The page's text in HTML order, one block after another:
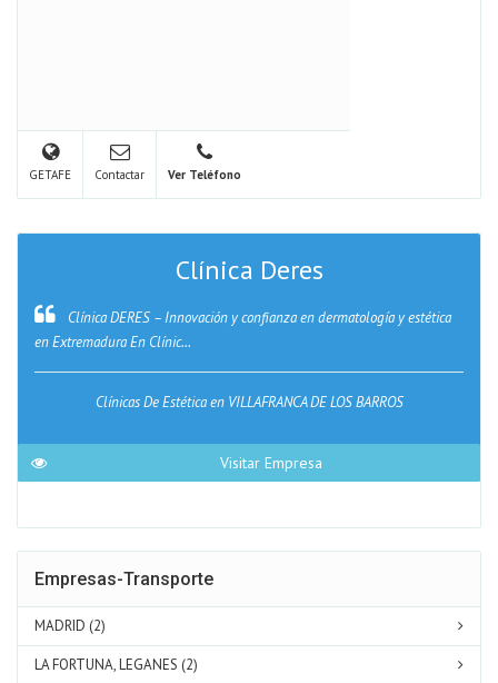
GETAFE Contactar Ver Teléfono
Clínica Deres
Clínica DERES – Innovación y confianza en dermatología y estética
en Extremadura En Clínic...
Clínicas De Estética en VILLAFRANCA DE LOS BARROS
Visitar Empresa
Empresas-Transporte
MADRID (2)
LA FORTUNA, LEGANES (2)